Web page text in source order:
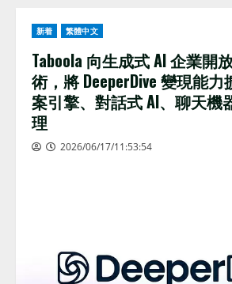
新着 繁體中文
Taboola 向生成式 AI 企業開
術，將 DeeperDive 變現能力
案引擎、對話式 AI、聊天機
理
2026/06/17/11:53:54